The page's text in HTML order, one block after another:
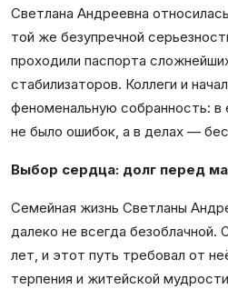
Светлана Андреевна
той же безупречной
проходили паспорта
стабилизаторов. Коллеги и
феноменальную собранность: в
не было ошибок, а в делах —
Выбор сердца: долг перед
Семейная жизнь Светланы
далеко не всегда безоблачной.
лет, и этот путь требовал от
терпения и житейской